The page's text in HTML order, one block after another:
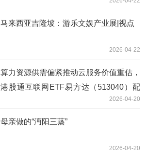
马来西亚吉隆坡：游乐文娱产业展|视点
2026-04-22
算力资源供需偏紧推动云服务价值重估，
港股通互联网ETF易方达（513040）配
2026-04-20
母亲做的“沔阳三蒸”
2026-04-20